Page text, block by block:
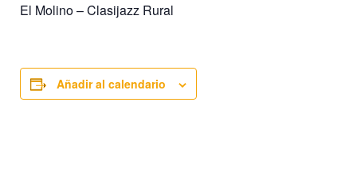
El Molino – Clasijazz Rural
Añadir al calendario